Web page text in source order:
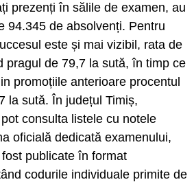
prezenți în sălile de examen, au
94.345 de absolvenți. Pentru
este și mai vizibil, rata de
pragul de 79,7 la sută, în timp ce
promoțiile anterioare procentul
la sută. În județul Timiș,
consulta listele cu notele
oficială dedicată examenului,
publicate în format
codurile individuale primite de